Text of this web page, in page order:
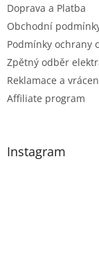
Doprava a Platba
Obchodní
Podmínky ochrany
Zpětný odběr
Reklamace a
Affiliate program
Instagram